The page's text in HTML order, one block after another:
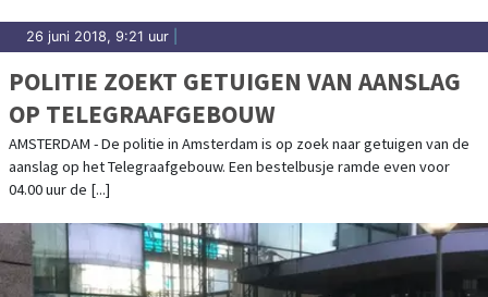
26 juni 2018, 9:21 uur
POLITIE ZOEKT GETUIGEN VAN AANSLAG
OP TELEGRAAFGEBOUW
AMSTERDAM - De politie in Amsterdam is op zoek naar getuigen van de
aanslag op het Telegraafgebouw. Een bestelbusje ramde even voor
04.00 uur de [...]